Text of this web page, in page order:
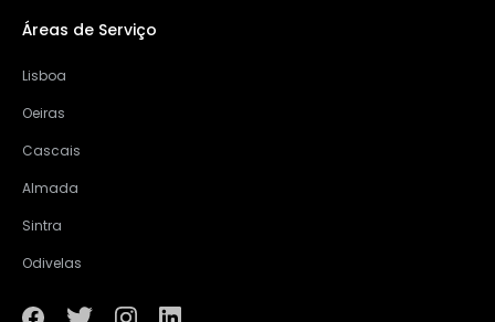
Áreas de Serviço
Lisboa
Oeiras
Cascais
Almada
Sintra
Odivelas